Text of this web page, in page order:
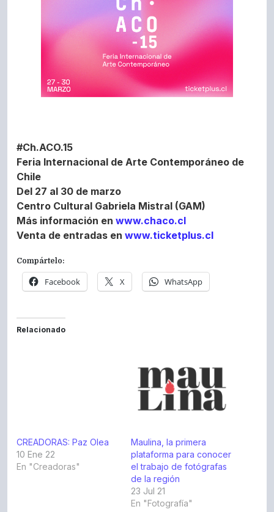
#Ch.ACO.15
Feria Internacional de Arte Contemporáneo de
Chile
Del 27 al 30 de marzo
Centro Cultural Gabriela Mistral (GAM)
Más información en www.chaco.cl
Venta de entradas en www.ticketplus.cl
Compártelo:
Facebook X WhatsApp
Relacionado
CREADORAS: Paz Olea
10 Ene 22
En "Creadoras"
Maulina, la primera
plataforma para conocer
el trabajo de fotógrafas
de la región
23 Jul 21
En "Fotografía"